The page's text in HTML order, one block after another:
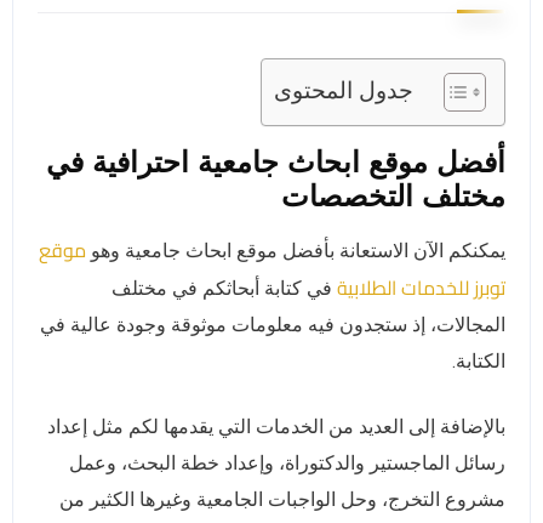
جدول المحتوى
أفضل موقع ابحاث جامعية احترافية في
مختلف التخصصات
يمكنكم الآن الاستعانة بأفضل موقع ابحاث جامعية وهو موقع
توبرز للخدمات الطلابية في كتابة أبحاثكم في مختلف
المجالات، إذ ستجدون فيه معلومات موثوقة وجودة عالية في
الكتابة.
بالإضافة إلى العديد من الخدمات التي يقدمها لكم مثل إعداد
رسائل الماجستير والدكتوراة، وإعداد خطة البحث، وعمل
مشروع التخرج، وحل الواجبات الجامعية وغيرها الكثير من